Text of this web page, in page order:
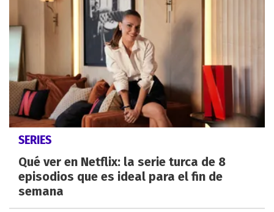
SERIES
Qué ver en Netflix: la serie turca de 8
episodios que es ideal para el fin de
semana